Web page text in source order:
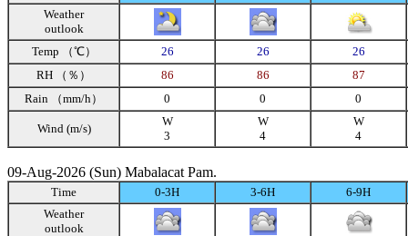
Weather
outlook
Temp （℃）
26 26
26
RH （％）
86 86
87
Rain （mm/h）
0 0 0
Wind (m/s)
W
3
W
4
W
4
09-Aug-2026 (Sun) Mabalacat Pam.
Time 0-3H 3-6H
6-9H
Weather
outlook